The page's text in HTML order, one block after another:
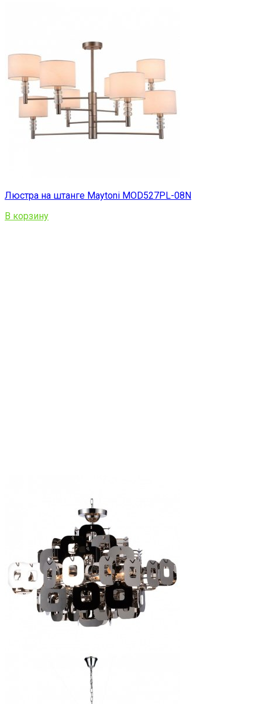
Люстра на штанге Maytoni MOD527PL-08N
В корзину